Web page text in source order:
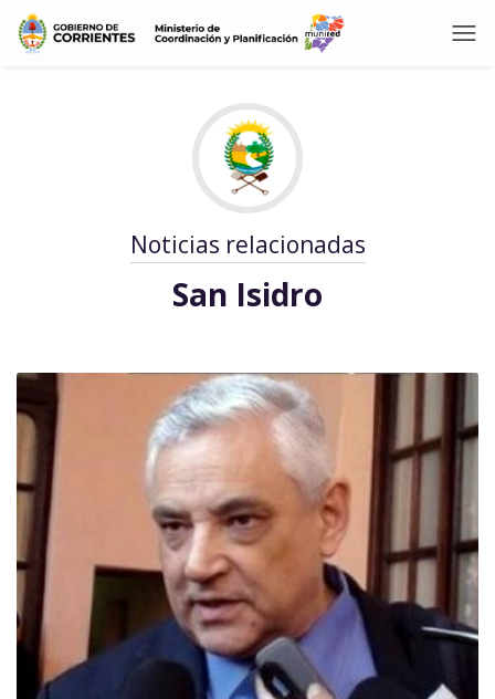
Noticias relacionadas
San Isidro